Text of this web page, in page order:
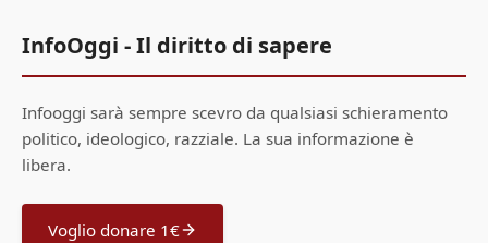
InfoOggi - Il diritto di sapere
Infooggi sarà sempre scevro da qualsiasi schieramento
politico, ideologico, razziale. La sua informazione è
libera.
Voglio donare 1€